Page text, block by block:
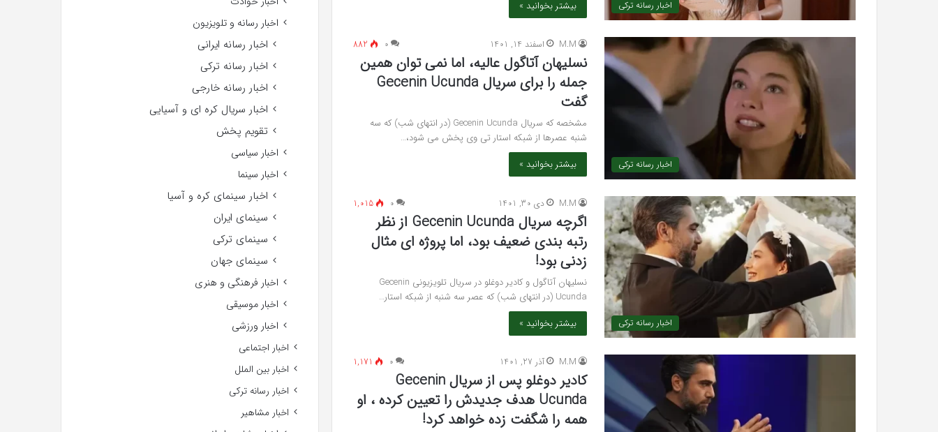
اخبار رسانه ترکی
بیشتر بخوانید »
اخبار رسانه ترکی
M.M اسفند 14, 1401 ۰ 882
نسلیهان آتاگول عالیه، اما نمی توان همین
جمله را برای سریال Gecenin Ucunda
گفت
مشخصه که سریال Gecenin Ucunda (در انتهای شب) که سه
شنبه عصرها از شبکه استار تی وی پخش می شود،…
بیشتر بخوانید »
اخبار رسانه ترکی
M.M دی 30, 1401 ۰ 1,015
اگرچه سریال Gecenin Ucunda از نظر
رتبه بندی ضعیف بود، اما پروژه ای مثال
زدنی بود!
نسلیهان آتاگول و کادیر دوغلو در سریال تلویزیونی Gecenin
Ucunda (در انتهای شب) که عصر سه شنبه از شبکه استار…
بیشتر بخوانید »
M.M آذر 27, 1401 ۰ 1,171
کادیر دوغلو پس از سریال Gecenin
Ucunda هدف جدیدش را تعیین کرده ، او
همه را شگفت زده خواهد کرد!
اخبار رسانه و تلویزیون
اخبار رسانه ایرانی
اخبار رسانه ترکی
اخبار رسانه خارجی
اخبار سریال کره ای و آسیایی
تقویم پخش
اخبار سیاسی
اخبار سینما
اخبار سینمای کره و آسیا
سینمای ایران
سینمای ترکی
سینمای جهان
اخبار فرهنگی و هنری
اخبار موسیقی
اخبار ورزشی
اخبار اجتماعی
اخبار بین الملل
اخبار رسانه ترکی
اخبار مشاهیر